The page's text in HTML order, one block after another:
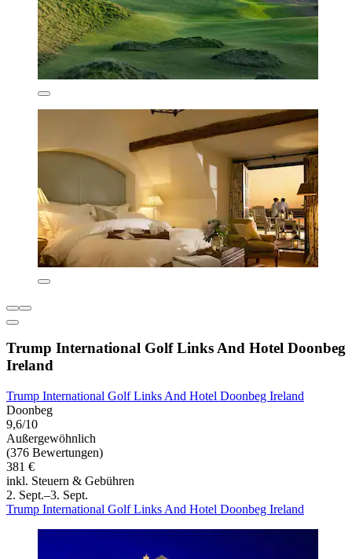
Trump International Golf Links And Hotel Doonbeg
Ireland
Trump International Golf Links And Hotel Doonbeg Ireland
Doonbeg
9,6/10
Außergewöhnlich
(376 Bewertungen)
381 €
inkl. Steuern & Gebühren
2. Sept.–3. Sept.
Trump International Golf Links And Hotel Doonbeg Ireland